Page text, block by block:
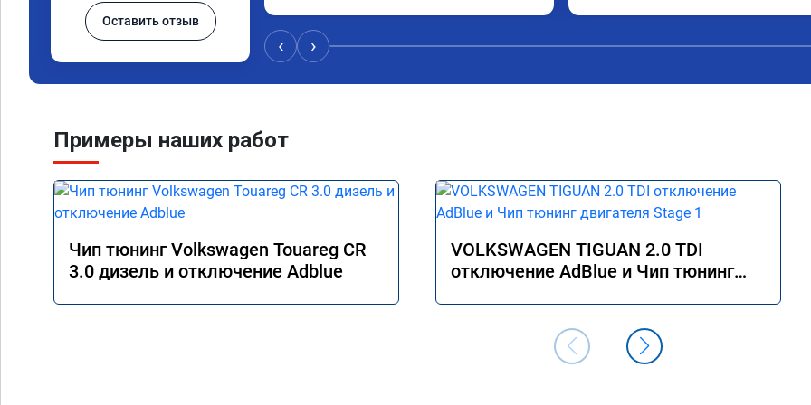
Оставить отзыв
прошивку А 011851 . Рекомендую!!!
‹ ›
Примеры наших работ
Чип тюнинг Volkswagen Touareg CR
3.0 дизель и отключение Adblue
VOLKSWAGEN TIGUAN 2.0 TDI
отключение AdBlue и Чип тюнинг